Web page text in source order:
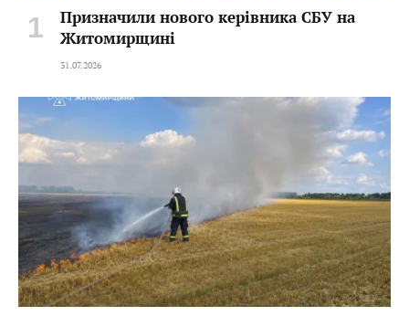
Призначили нового керівника СБУ на
Житомирщині
31.07.2026